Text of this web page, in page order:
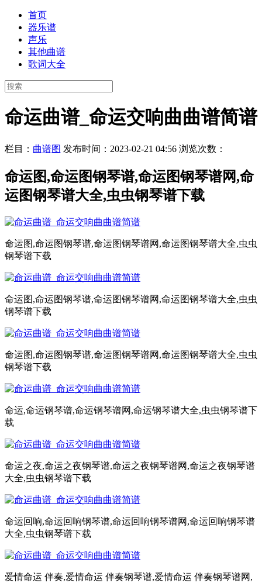
首页
器乐谱
声乐
其他曲谱
歌词大全
命运曲谱_命运交响曲曲谱简谱
栏目： 曲谱图 发布时间：2023-02-21 04:56 浏览次数：
命运图,命运图钢琴谱,命运图钢琴谱网,命
运图钢琴谱大全,虫虫钢琴谱下载
命运图,命运图钢琴谱,命运图钢琴谱网,命运图钢琴谱大全,虫虫
钢琴谱下载
命运图,命运图钢琴谱,命运图钢琴谱网,命运图钢琴谱大全,虫虫
钢琴谱下载
命运图,命运图钢琴谱,命运图钢琴谱网,命运图钢琴谱大全,虫虫
钢琴谱下载
命运,命运钢琴谱,命运钢琴谱网,命运钢琴谱大全,虫虫钢琴谱下
载
命运之夜,命运之夜钢琴谱,命运之夜钢琴谱网,命运之夜钢琴谱
大全,虫虫钢琴谱下载
命运回响,命运回响钢琴谱,命运回响钢琴谱网,命运回响钢琴谱
大全,虫虫钢琴谱下载
爱情命运 伴奏,爱情命运 伴奏钢琴谱,爱情命运 伴奏钢琴谱网,